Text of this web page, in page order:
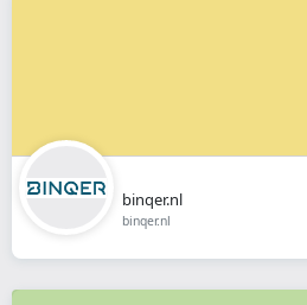
binqer.nl
binqer.nl